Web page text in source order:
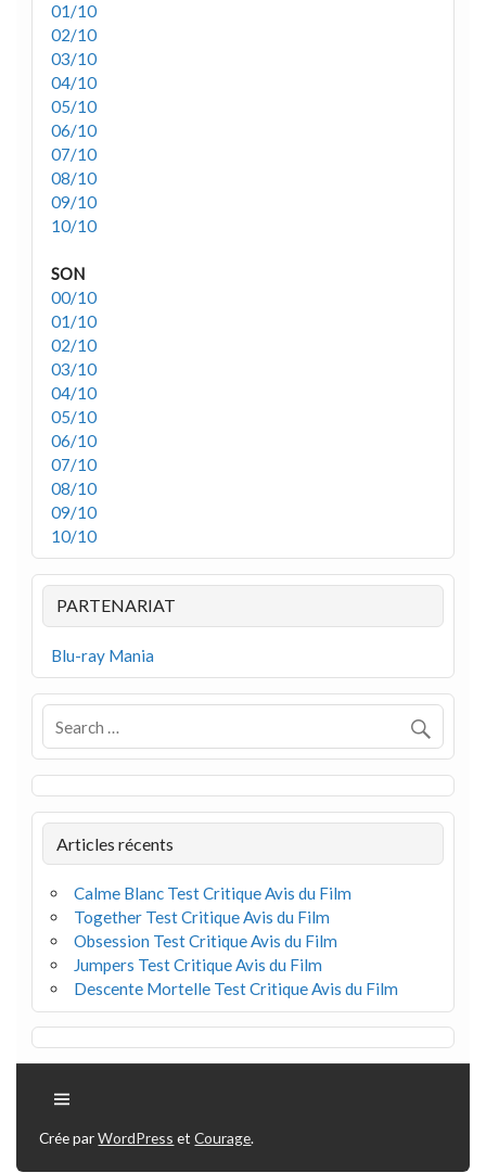
01/10
02/10
03/10
04/10
05/10
06/10
07/10
08/10
09/10
10/10
SON
00/10
01/10
02/10
03/10
04/10
05/10
06/10
07/10
08/10
09/10
10/10
PARTENARIAT
Blu-ray Mania
Articles récents
Calme Blanc Test Critique Avis du Film
Together Test Critique Avis du Film
Obsession Test Critique Avis du Film
Jumpers Test Critique Avis du Film
Descente Mortelle Test Critique Avis du Film
Crée parWordPress etCourage.